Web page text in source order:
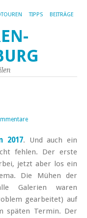
TIPPS BEITRÄGE
2017. Und auch ein
fehlen. Der erste
jetzt aber los ein
Die Mühen der
Galerien waren
gearbeitet) auf
späten Termin. Der